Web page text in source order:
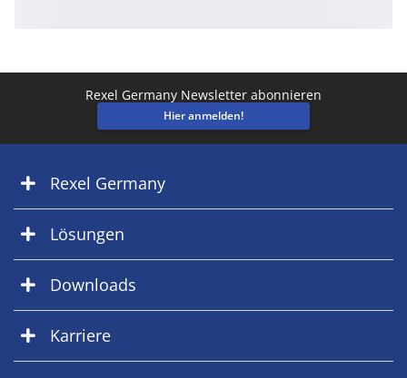
Rexel Germany Newsletter abonnieren
Hier anmelden!
Rexel Germany
Lösungen
Downloads
Karriere